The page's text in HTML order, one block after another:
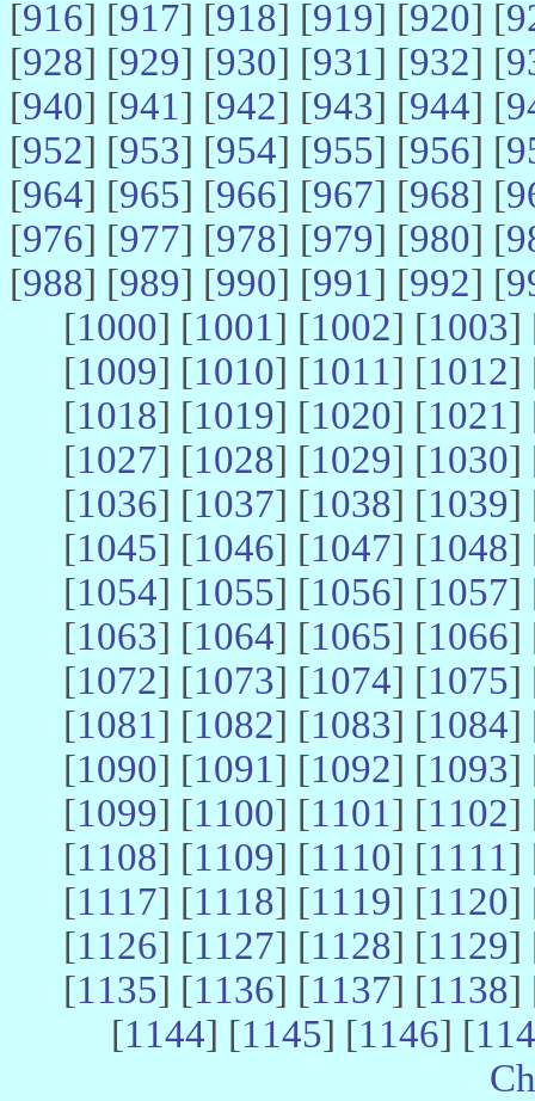
[916] [917] [918] [919] [920] [
[928] [929] [930] [931] [932] [
[940] [941] [942] [943] [944] [
[952] [953] [954] [955] [956] [
[964] [965] [966] [967] [968] [
[976] [977] [978] [979] [980] [
[988] [989] [990] [991] [992] [
[1000] [1001] [1002] [1003]
[1009] [1010] [1011] [1012]
[1018] [1019] [1020] [1021]
[1027] [1028] [1029] [1030]
[1036] [1037] [1038] [1039]
[1045] [1046] [1047] [1048]
[1054] [1055] [1056] [1057]
[1063] [1064] [1065] [1066]
[1072] [1073] [1074] [1075]
[1081] [1082] [1083] [1084]
[1090] [1091] [1092] [1093]
[1099] [1100] [1101] [1102]
[1108] [1109] [1110] [1111]
[1117] [1118] [1119] [1120]
[1126] [1127] [1128] [1129]
[1135] [1136] [1137] [1138]
[1144] [1145] [1146] [